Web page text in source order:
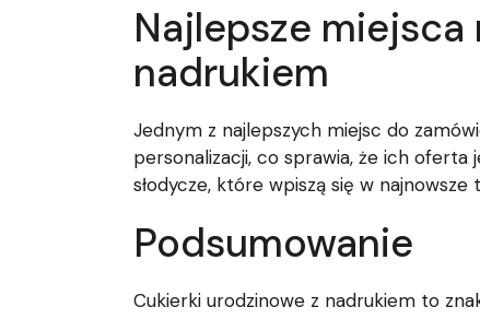
Najlepsze
nadrukiem
Jednym z najlepszych miejsc do
personalizacji, co sprawia, że ich
słodycze, które wpiszą się w najnowsze
Podsumowanie
Cukierki urodzinowe z nadrukiem to